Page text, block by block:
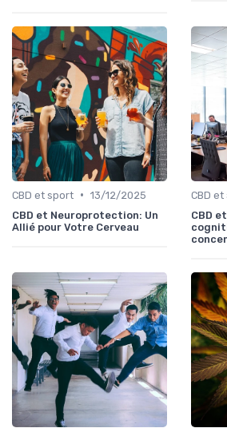
CBD et sport • 13/12/2025
CBD et Neuroprotection: Un
Allié pour Votre Cerveau
CBD
CBD